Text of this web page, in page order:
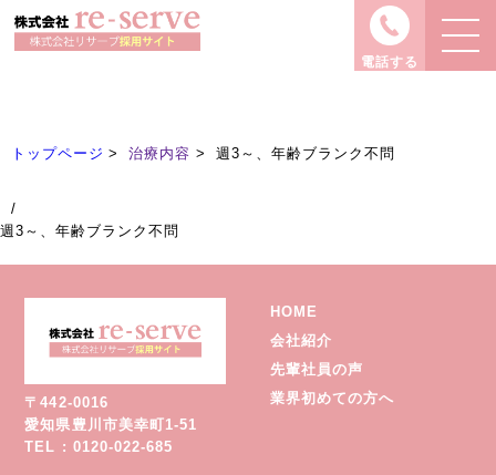
電話する
Treatment
トップページ 治療内容 週3～、年齢ブランク不問
/
週3～、年齢ブランク不問
〒442-0016
愛知県豊川市美幸町1-51
TEL : 0120-022-685
HOME
会社紹介
先輩社員の声
業界初めての方へ